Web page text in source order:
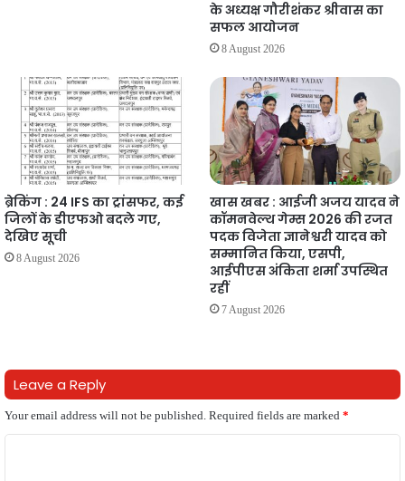
के अध्यक्ष गौरीशंकर श्रीवास का
सफल आयोजन
8 August 2026
ब्रेकिंग : 24 IFS का ट्रांसफर, कई
जिलों के डीएफओ बदले गए,
देखिए सूची
8 August 2026
खास खबर : आईजी अजय यादव ने
कॉमनवेल्थ गेम्स 2026 की रजत
पदक विजेता ज्ञानेश्वरी यादव को
सम्मानित किया, एसपी,
आईपीएस अंकिता शर्मा उपस्थित
रहीं
7 August 2026
Leave a Reply
Your email address will not be published. Required fields are marked *